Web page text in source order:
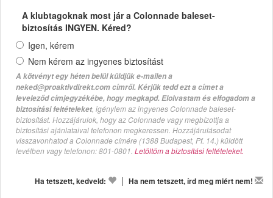
A klubtagoknak most jár a Colonnade baleset-
biztosítás INGYEN. Kéred?
Igen, kérem
Nem kérem az ingyenes biztosítást
A kötvényt egy héten belül küldjük e-mailen a
neked@proaktivdirekt.com címről. Kérjük tedd ezt a címet a
leveleződ címjegyzékébe, hogy megkapd. Elolvastam és elfogadom a
biztosítási feltételeket, igénylem az ingyenes Colonnade baleset-
biztosítást. Hozzájárulok, hogy az Colonnade vagy megbízottja a
biztosítási ajánlataival telefonon megkeressen. Hozzájárulásodat
visszavonhatod a Colonnade címére (1388 Budapest, Pf. 14.) küldött
levélben vagy telefonon: 801-0801. Letöltöm a biztosítási feltételeket.
Ha tetszett, kedveld: | Ha nem tetszett, írd meg miért nem!